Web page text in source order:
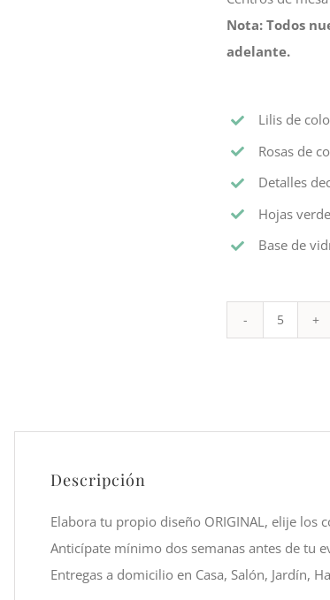
Nota: Todos
adelante.
Lilis de
Rosas de
Detalles
Hojas
Base de
y
Descripción
Elabora tu propio diseño ORIGINAL, elije los
Anticípate mínimo dos semanas antes de tu
Entregas a domicilio en Casa, Salón, Jardín,